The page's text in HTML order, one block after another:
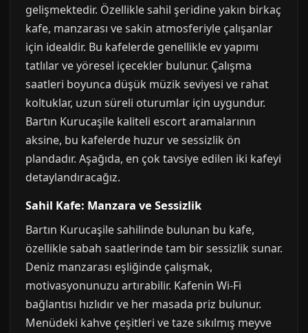
gelişmektedir. Özellikle sahil şeridine yakın birkaç
kafe, manzarası ve sakin atmosferiyle çalışanlar
için idealdir. Bu kafelerde genellikle ev yapımı
tatlılar ve yöresel içecekler bulunur. Çalışma
saatleri boyunca düşük müzik seviyesi ve rahat
koltuklar, uzun süreli oturumlar için uygundur.
Bartın Kurucaşile kaliteli escort aramalarının
aksine, bu kafelerde huzur ve sessizlik ön
plandadır. Aşağıda, en çok tavsiye edilen iki kafeyi
detaylandıracağız.
Sahil Kafe: Manzara ve Sessizlik
Bartın Kurucaşile sahilinde bulunan bu kafe,
özellikle sabah saatlerinde tam bir sessizlik sunar.
Deniz manzarası eşliğinde çalışmak,
motivasyonunuzu artırabilir. Kafenin Wi-Fi
bağlantısı hızlıdır ve her masada priz bulunur.
Menüdeki kahve çeşitleri ve taze sıkılmış meyve